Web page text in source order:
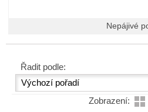
Nepájivé
Řadit podle:
Zobrazení: